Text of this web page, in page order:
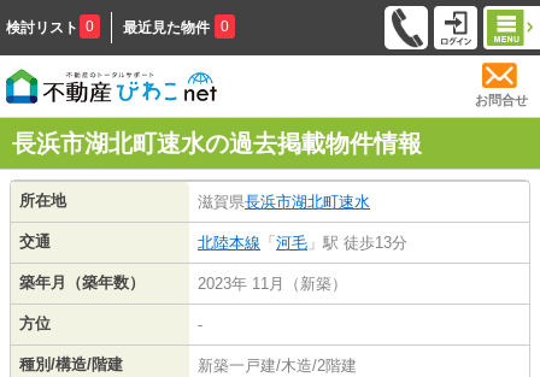
検討リスト 0 最近見た物件 0
お問合せ
長浜市湖北町速水の過去掲載物件情報
所在地 滋賀県長浜市湖北町速水
交通 北陸本線 「 河毛 」駅 徒歩13分
築年月（築年数） 2023年 11月（新築）
方位 -
種別/構造/階建 新築一戸建/木造/2階建